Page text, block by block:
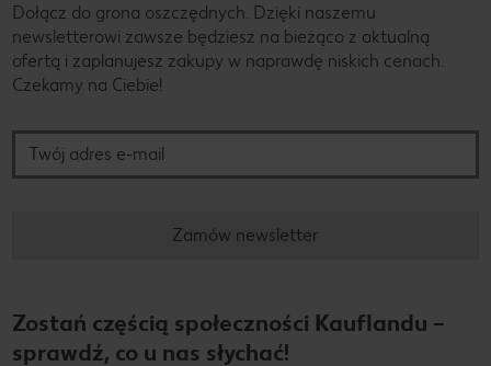
Dołącz do grona oszczędnych. Dzięki naszemu
newsletterowi zawsze będziesz na bieżąco z aktualną
ofertą i zaplanujesz zakupy w naprawdę niskich cenach.
Czekamy na Ciebie!
Zamów newsletter
Zostań częścią społeczności Kauflandu –
sprawdź, co u nas słychać!